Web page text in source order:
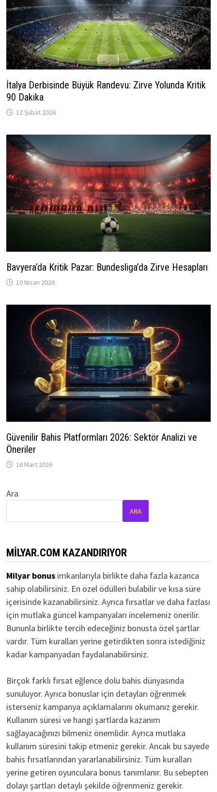
İtalya Derbisinde Büyük Randevu: Zirve Yolunda Kritik
90 Dakika
12 Şubat 2026
Bavyera’da Kritik Pazar: Bundesliga’da Zirve Hesapları
10 Nisan 2026
Güvenilir Bahis Platformları 2026: Sektör Analizi ve
Öneriler
16 Mart 2026
Ara
ARA
MILYAR.COM KAZANDIRIYOR
Milyar bonus imkanlarıyla birlikte daha fazla kazanca
sahip olabilirsiniz. En özel ödülleri bulabilir ve kısa süre
içerisinde kazanabilirsiniz. Ayrıca fırsatlar ve daha fazlası
için mutlaka güncel kampanyaları incelemeniz önerilir.
Bununla birlikte tercih edeceğiniz bonusta özel şartlar
vardır. Tüm kuralları yerine getirdikten sonra istediğiniz
kadar kampanyadan faydalanabilirsiniz.
Birçok farklı fırsat eğlence dolu bahis dünyasında
sunuluyor. Ayrıca bonuslar için detayları öğrenmek
isterseniz kampanya açıklamalarını okumanız gerekir.
Kullanım süresi ve hangi şartlarda kazanım
sağlayacağınızı bilmeniz önemlidir. Ayrıca mutlaka
kullanım süresini takip etmeniz gerekir. Ancak bu sayede
bahis fırsatlarından yararlanabilirsiniz. Tüm kuralları
yerine getiren oyunculara bonus tanımlanır. Bu sebepten
dolayı şartları detaylı şekilde öğrenmeniz gerekir.